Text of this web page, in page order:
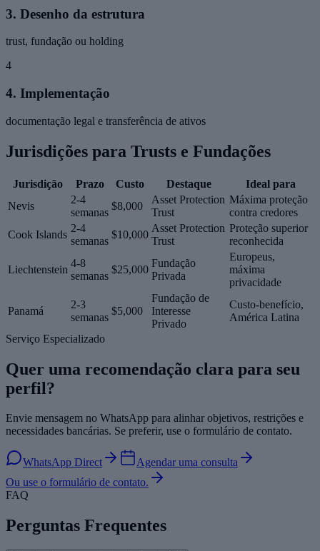
3. Desenho da estrutura
trust, fundação ou holding
4
4. Implementação
documentação legal e transferência de ativos
Jurisdições para Trusts e Fundações
Jurisdição Prazo Custo Destaque
Ideal para
Nevis
2-4
semanas
$8,000
Asset Protection
Trust
Máxima proteção
contra credores
Cook Islands
2-4
semanas
$10,000
Asset Protection
Trust
Proteção superior
reconhecida
Liechtenstein
4-8
semanas
$25,000
Fundação
Privada
Europeus,
máxima
privacidade
Panamá
2-3
semanas
$5,000
Fundação de
Interesse
Privado
Custo-benefício,
América Latina
Serviço Especializado
Quer uma recomendação clara para seu
perfil?
Envie mensagem no WhatsApp para alinhar objetivos, restrições e
necessidades bancárias. Se preferir, use o formulário de contato.
WhatsApp Direct
Agendar uma consulta
Ou use o formulário de contato.
FAQ
Perguntas Frequentes